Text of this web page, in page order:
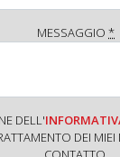
MESSAGGIO *
DELL'
DEI MIEI